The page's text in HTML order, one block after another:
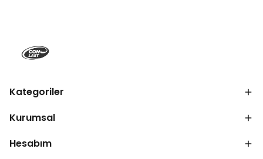
Kategoriler
Kurumsal
Hesabım